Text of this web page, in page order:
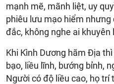
mạnh mẽ, mãnh liệt, uy
phiêu lưu mạo hiểm
đắc, không nghe ai khuyên
Khi Kình Dương hãm Địa
bạo, liều lĩnh, bướng bỉnh,
Người có độ liều cao, họ trí